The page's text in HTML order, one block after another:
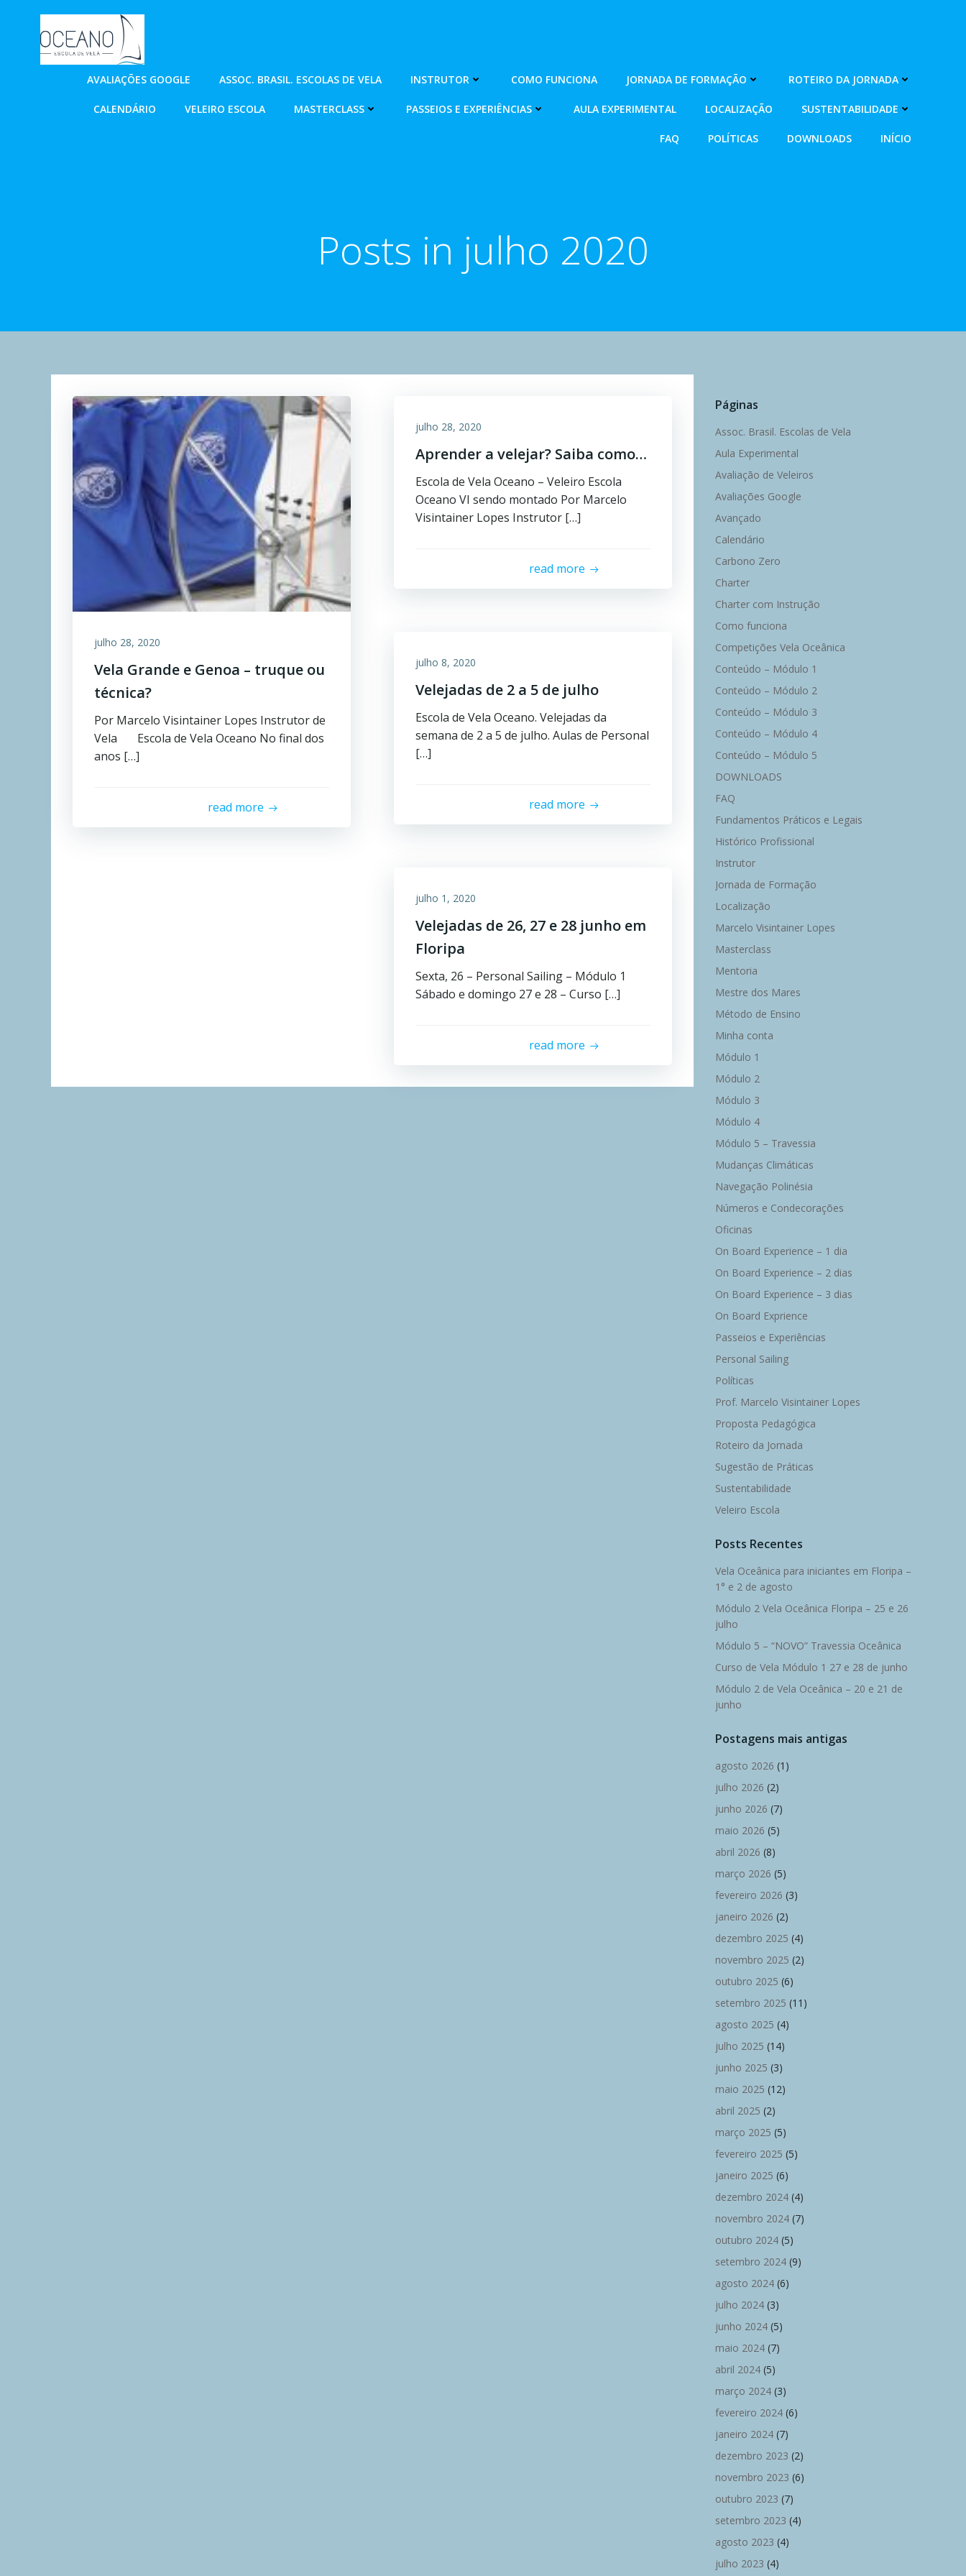
AVALIAÇÕES GOOGLE ASSOC. BRASIL. ESCOLAS DE VELA INSTRUTOR COMO FUNCIONA JORNADA DE FORMAÇÃO ROTEIRO DA JORNADA
CALENDÁRIO VELEIRO ESCOLA MASTERCLASS PASSEIOS E EXPERIÊNCIAS AULA EXPERIMENTAL LOCALIZAÇÃO SUSTENTABILIDADE
FAQ POLÍTICAS DOWNLOADS INÍCIO
Posts in julho 2020
julho 28, 2020
Vela Grande e Genoa – truque ou
técnica?
Por Marcelo Visintainer Lopes Instrutor de
Vela Escola de Vela Oceano No final dos
anos […]
read more
julho 28, 2020
Aprender a velejar? Saiba como…
Escola de Vela Oceano – Veleiro Escola
Oceano VI sendo montado Por Marcelo
Visintainer Lopes Instrutor […]
read more
julho 8, 2020
Velejadas de 2 a 5 de julho
Escola de Vela Oceano. Velejadas da
semana de 2 a 5 de julho. Aulas de Personal
[…]
read more
julho 1, 2020
Velejadas de 26, 27 e 28 junho em
Floripa
Sexta, 26 – Personal Sailing – Módulo 1
Sábado e domingo 27 e 28 – Curso […]
read more
Páginas
Assoc. Brasil. Escolas de Vela
Aula Experimental
Avaliação de Veleiros
Avaliações Google
Avançado
Calendário
Carbono Zero
Charter
Charter com Instrução
Como funciona
Competições Vela Oceânica
Conteúdo – Módulo 1
Conteúdo – Módulo 2
Conteúdo – Módulo 3
Conteúdo – Módulo 4
Conteúdo – Módulo 5
DOWNLOADS
FAQ
Fundamentos Práticos e Legais
Histórico Profissional
Instrutor
Jornada de Formação
Localização
Marcelo Visintainer Lopes
Masterclass
Mentoria
Mestre dos Mares
Método de Ensino
Minha conta
Módulo 1
Módulo 2
Módulo 3
Módulo 4
Módulo 5 – Travessia
Mudanças Climáticas
Navegação Polinésia
Números e Condecorações
Oficinas
On Board Experience – 1 dia
On Board Experience – 2 dias
On Board Experience – 3 dias
On Board Exprience
Passeios e Experiências
Personal Sailing
Políticas
Prof. Marcelo Visintainer Lopes
Proposta Pedagógica
Roteiro da Jornada
Sugestão de Práticas
Sustentabilidade
Veleiro Escola
Posts Recentes
Vela Oceânica para iniciantes em Floripa –
1° e 2 de agosto
Módulo 2 Vela Oceânica Floripa – 25 e 26
julho
Módulo 5 – “NOVO” Travessia Oceânica
Curso de Vela Módulo 1 27 e 28 de junho
Módulo 2 de Vela Oceânica – 20 e 21 de
junho
Postagens mais antigas
agosto 2026 (1)
julho 2026 (2)
junho 2026 (7)
maio 2026 (5)
abril 2026 (8)
março 2026 (5)
fevereiro 2026 (3)
janeiro 2026 (2)
dezembro 2025 (4)
novembro 2025 (2)
outubro 2025 (6)
setembro 2025 (11)
agosto 2025 (4)
julho 2025 (14)
junho 2025 (3)
maio 2025 (12)
abril 2025 (2)
março 2025 (5)
fevereiro 2025 (5)
janeiro 2025 (6)
dezembro 2024 (4)
novembro 2024 (7)
outubro 2024 (5)
setembro 2024 (9)
agosto 2024 (6)
julho 2024 (3)
junho 2024 (5)
maio 2024 (7)
abril 2024 (5)
março 2024 (3)
fevereiro 2024 (6)
janeiro 2024 (7)
dezembro 2023 (2)
novembro 2023 (6)
outubro 2023 (7)
setembro 2023 (4)
agosto 2023 (4)
julho 2023 (4)